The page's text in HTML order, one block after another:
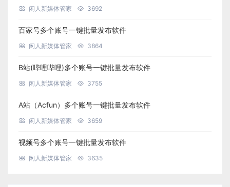
闲人新媒体管家 3692
百家号多个账号一键批量发布软件
闲人新媒体管家 3864
B站(哔哩哔哩)多个账号一键批量发布软件
闲人新媒体管家 3755
A站（Acfun）多个账号一键批量发布软件
闲人新媒体管家 3659
视频号多个账号一键批量发布软件
闲人新媒体管家 3635